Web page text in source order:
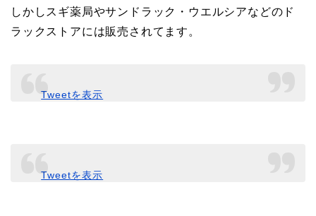
しかしスギ薬局やサンドラック・ウエルシアなどのド
ラックストアには販売されてます。
Tweetを表示
Tweetを表示